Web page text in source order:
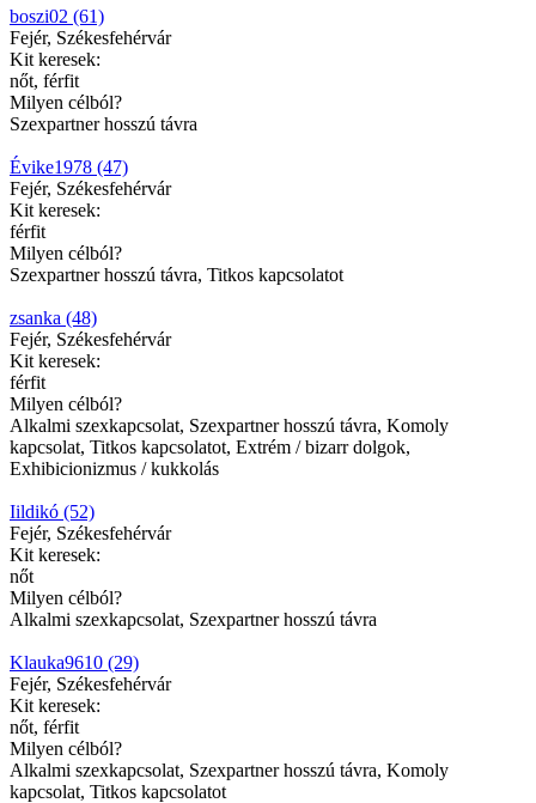
boszi02 (61)
Fejér, Székesfehérvár
Kit keresek:
nőt, férfit
Milyen célból?
Szexpartner hosszú távra
Évike1978 (47)
Fejér, Székesfehérvár
Kit keresek:
férfit
Milyen célból?
Szexpartner hosszú távra, Titkos kapcsolatot
zsanka (48)
Fejér, Székesfehérvár
Kit keresek:
férfit
Milyen célból?
Alkalmi szexkapcsolat, Szexpartner hosszú távra, Komoly
kapcsolat, Titkos kapcsolatot, Extrém / bizarr dolgok,
Exhibicionizmus / kukkolás
Iildikó (52)
Fejér, Székesfehérvár
Kit keresek:
nőt
Milyen célból?
Alkalmi szexkapcsolat, Szexpartner hosszú távra
Klauka9610 (29)
Fejér, Székesfehérvár
Kit keresek:
nőt, férfit
Milyen célból?
Alkalmi szexkapcsolat, Szexpartner hosszú távra, Komoly
kapcsolat, Titkos kapcsolatot